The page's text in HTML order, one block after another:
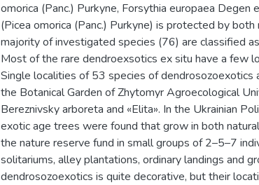
omorica (Panc.) Purkyne, Forsythia europaea Degen
(Picea omorica (Panc.) Purkyne) is protected by
majority of investigated species (76) are classified
Most of the rare dendroexsotics ex situ have a few
Single localities of 53 species of dendrosozoexotics
the Botanical Garden of Zhytomyr Agroecological
Bereznivsky arboreta and «Elita». In the Ukrainian
exotic age trees were found that grow in both
the nature reserve fund in small groups of 2–5–7
solitariums, alley plantations, ordinary landings and
dendrosozoexotics is quite decorative, but their